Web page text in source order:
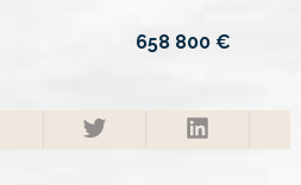
658 800 €